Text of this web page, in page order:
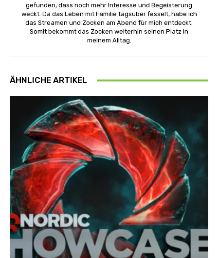
gefunden, dass noch mehr Interesse und Begeisterung
weckt. Da das Leben mit Familie tagsüber fesselt, habe ich
das Streamen und Zocken am Abend für mich entdeckt.
Somit bekommt das Zocken weiterhin seinen Platz in
meinem Alltag.
ÄHNLICHE ARTIKEL